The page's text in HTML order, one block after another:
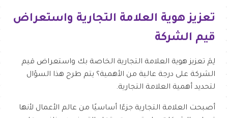
تعزيز هوية العلامة التجارية واستعراض
قيم الشركة
لِمَ تعزيز هوية العلامة التجارية الخاصة بك واستعراض قيم
الشركة على درجة عالية من الأهمية؟ يتم طرح هذا السؤال
لتحديد أهمية العلامة التجارية.
أصبحت العلامة التجارية جزءًا أساسيًا من عالم الأعمال لأنها